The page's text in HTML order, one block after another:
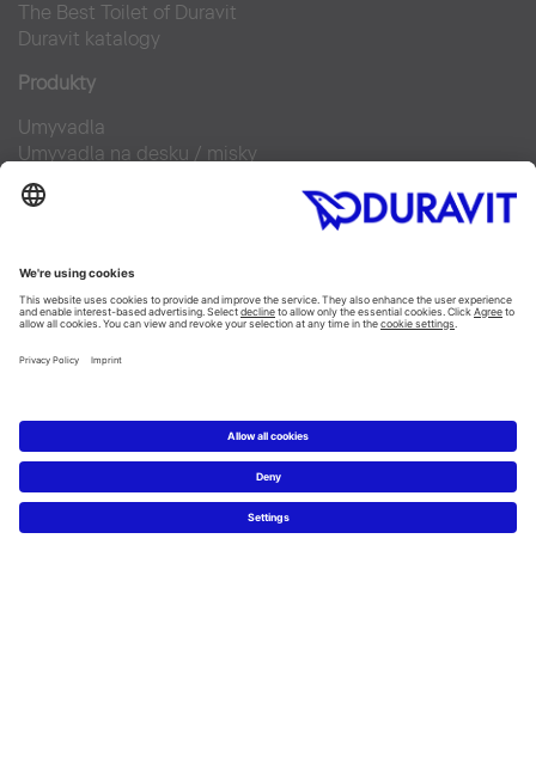
The Best Toilet of Duravit
Duravit katalogy
Produkty
Umyvadla
Umyvadla na desku / misky
Klozety pro SensoWash®
Doplňky
Plánování
Plánovač koupelen
Servis
Novinky & tiskové zprávy
Designové fotky